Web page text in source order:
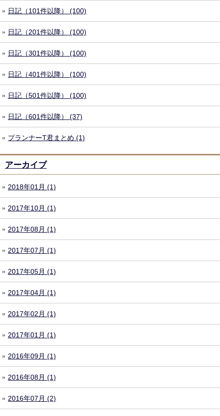
日記（101件以降） (100)
日記（201件以降） (100)
日記（301件以降） (100)
日記（401件以降） (100)
日記（501件以降） (100)
日記（601件以降） (37)
プランナーT君まとめ (1)
アーカイブ
2018年01月 (1)
2017年10月 (1)
2017年08月 (1)
2017年07月 (1)
2017年05月 (1)
2017年04月 (1)
2017年02月 (1)
2017年01月 (1)
2016年09月 (1)
2016年08月 (1)
2016年07月 (2)